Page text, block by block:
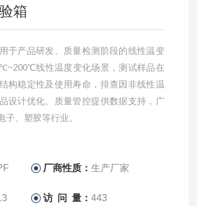
箱
于产品研发、质量检测阶段的线性温变
线性温度变化场景，测试样品在
构稳定性及使用寿命，排查因非线性温
设计优化、质量管控提供数据支持，广
、塑胶等行业。
厂商性质：生产厂家
访 问 量：443